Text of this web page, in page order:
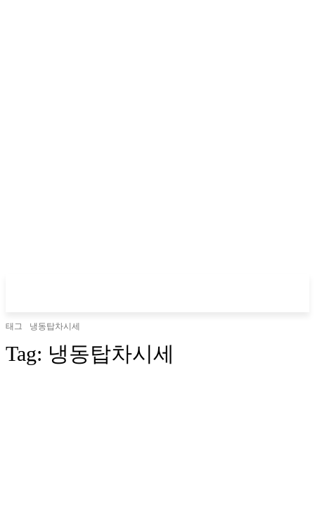
태그 냉동탑차시세
Tag: 냉동탑차시세